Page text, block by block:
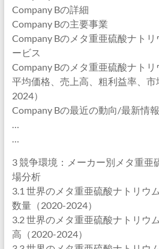
Company Bの詳細
Company Bの主要事業
Company Bのメタ重亜硫酸ナト
ービス
Company Bのメタ重亜硫酸ナトリ
平均価格、売上高、粗利益率、
2024）
Company Bの最近の動向/最新情報
…
…
3 競争環境：メーカー別メタ重亜
場分析
3.1 世界のメタ重亜硫酸ナトリウ
数量（2020-2024）
3.2 世界のメタ重亜硫酸ナトリウ
高（2020-2024）